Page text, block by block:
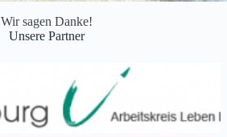
Wir sagen Danke!
Unsere Partner